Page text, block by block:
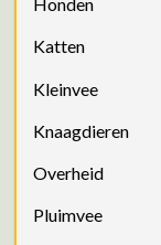
Katten
Kleinvee
Knaagdieren
Overheid
Pluimvee